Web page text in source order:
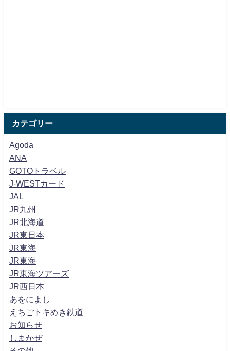
カテゴリー
Agoda
ANA
GOTOトラベル
J-WESTカード
JAL
JR九州
JR北海道
JR東日本
JR東海
JR東海
JR東海ツアーズ
JR西日本
あをによし
えちごトキめき鉄道
お知らせ
しまかぜ